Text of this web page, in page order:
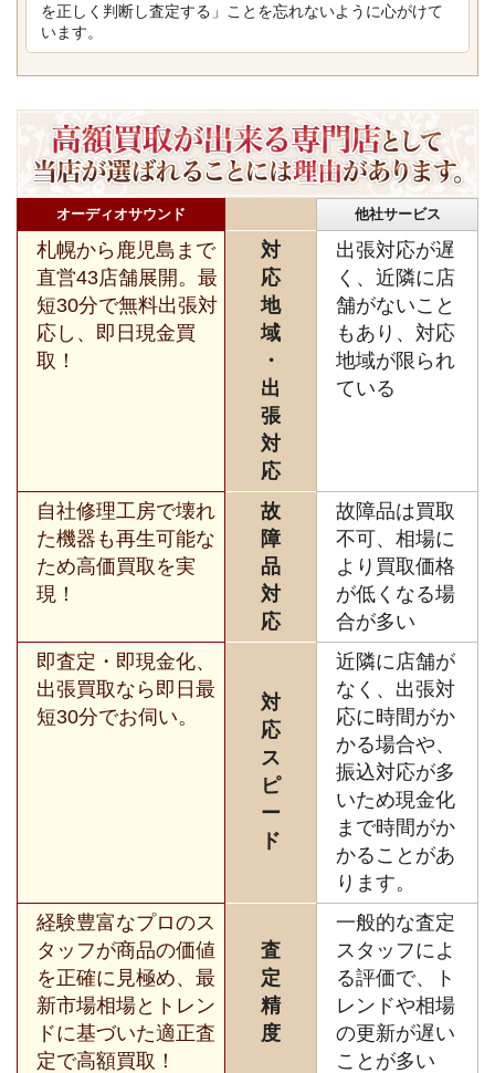
を正しく判断し査定する」ことを忘れないように心がけて
います。
オーディオサウンド 他社サービス
札幌から鹿児島まで
直営43店舗展開。最
短30分で無料出張対
応し、即日現金買
取！
対
応
地
域
・
出
張
対
応
出張対応が遅
く、近隣に店
舗がないこと
もあり、対応
地域が限られ
ている
自社修理工房で壊れ
た機器も再生可能な
ため高価買取を実
現！
故
障
品
対
応
故障品は買取
不可、相場に
より買取価格
が低くなる場
合が多い
即査定・即現金化、
出張買取なら即日最
短30分でお伺い。
対
応
ス
ピ
ー
ド
近隣に店舗が
なく、出張対
応に時間がか
かる場合や、
振込対応が多
いため現金化
まで時間がか
かることがあ
ります。
経験豊富なプロのス
タッフが商品の価値
を正確に見極め、最
新市場相場とトレン
ドに基づいた適正査
定で高額買取！
査
定
精
度
一般的な査定
スタッフによ
る評価で、ト
レンドや相場
の更新が遅い
ことが多い